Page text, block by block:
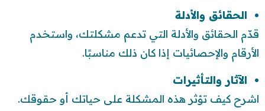
الحقائق والأدلة
قدّم الحقائق والأدلة التي تدعم مشكلتك، واستخدم
الأرقام والإحصائيات إذا كان ذلك مناسبًا.
الآثار والتأثيرات
اشرح كيف تؤثر هذه المشكلة على حياتك أو حقوقك.